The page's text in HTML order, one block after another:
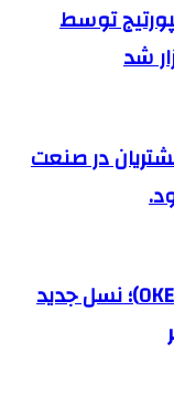
توسط
شد
در صنعت
معرفی کرکره فولادی اوکر (OKER)؛ نسل جدید